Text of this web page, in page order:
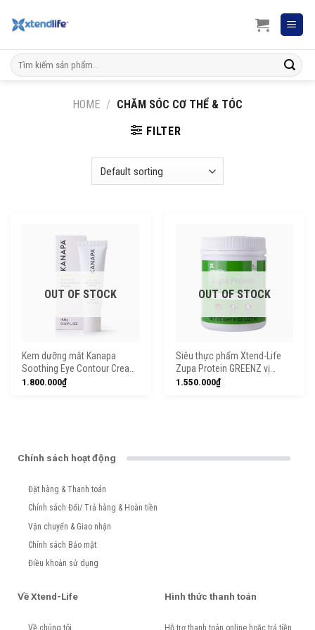
Search
for:
HOME / CHĂM SÓC CƠ THỂ & TÓC
FILTER
OUT OF STOCK
Kem dưỡng mắt Kanapa
Soothing Eye Contour Cream
15ml
1.800.000₫
OUT OF STOCK
Siêu thực phẩm Xtend-Life
Zupa Protein GREENZ vị
chuối (227gr)
1.550.000₫
Chính sách hoạt động
Đặt hàng & Thanh toán
Chính sách Đổi/ Trả hàng & Hoàn tiền
Vận chuyển & Giao nhận
Chính sách Bảo mật
Điều khoản sử dụng
Về Xtend-Life
Về chúng tôi
Hình thức thanh toán
Hỗ trợ thanh toán online hoặc trả tiền